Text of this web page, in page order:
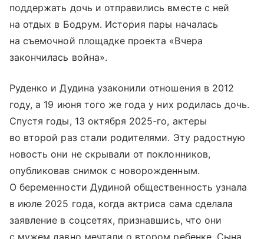
поддержать дочь и отправились вместе с ней
на отдых в Бодрум. История пары началась
на съемочной площадке проекта «Вчера
закончилась война».
Руденко и Дудина узаконили отношения в 2012
году, а 19 июня того же года у них родилась дочь.
Спустя годы, 13 октября 2025-го, актеры
во второй раз стали родителями. Эту радостную
новость они не скрывали от поклонников,
опубликовав снимок с новорожденным.
О беременности Дудиной общественность узнала
в июле 2025 года, когда актриса сама сделала
заявление в соцсетях, признавшись, что они
с мужем давно мечтали о втором ребенке. Сына,